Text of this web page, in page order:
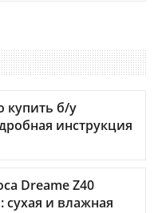
купить б/у
инструкция
Dreame Z40
сухая и влажная